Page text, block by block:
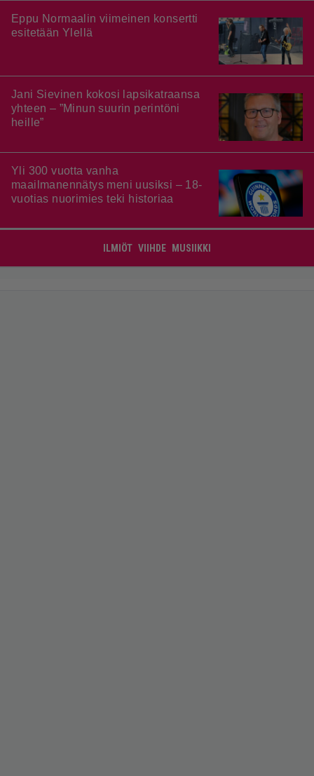
Eppu Normaalin viimeinen konsertti
esitetään Ylellä
Jani Sievinen kokosi lapsikatraansa
yhteen – ”Minun suurin perintöni
heille”
Yli 300 vuotta vanha
maailmanennätys meni uusiksi – 18-
vuotias nuorimies teki historiaa
ILMIÖT VIIHDE MUSIIKKI